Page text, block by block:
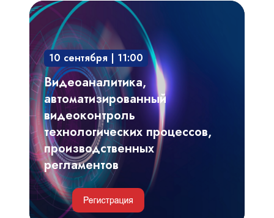
Видеоаналитика,
автоматизированный
видеоконтроль
технологических
процессов,
производственных
регламентов
10 сентября | 11:00
Видеоаналитика,
автоматизированный
видеоконтроль
технологических процессов,
производственных
регламентов